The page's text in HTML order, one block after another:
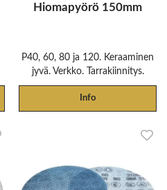
Hiomapyörö 150mm
P40, 60, 80 ja 120. Keraaminen
jyvä. Verkko. Tarrakiinnitys.
Info